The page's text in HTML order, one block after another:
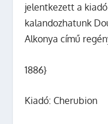
jelentkezett a
kalandozhatunk
Alkonya című
1886}
Kiadó: Cherubion